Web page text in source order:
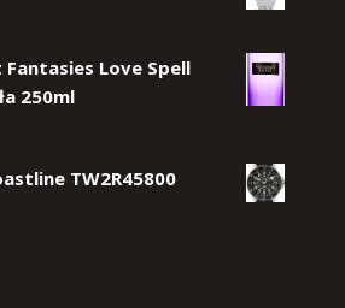
Love Spell
250ml
TW2R45800